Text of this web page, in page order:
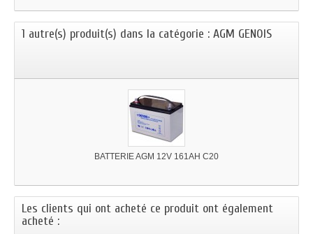
1 autre(s) produit(s) dans la catégorie : AGM GENOIS
BATTERIE AGM 12V 161AH C20
Les clients qui ont acheté ce produit ont également
acheté :